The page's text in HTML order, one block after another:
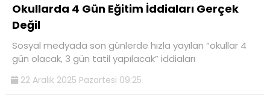
Okullarda 4 Gün Eğitim İddiaları Gerçek
Değil
Sosyal medyada son günlerde hızla yayılan “okullar 4
gün olacak, 3 gün tatil yapılacak” iddiaları
22 Aralık 2025 Pazartesi 09:25